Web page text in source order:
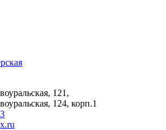
121,
124, корп.1